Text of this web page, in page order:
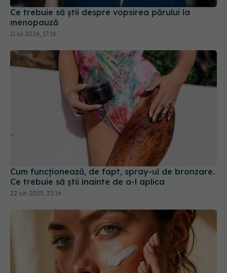
Ce trebuie să știi despre vopsirea părului la
menopauză
11 iul 2026, 17:16
Cum funcționează, de fapt, spray-ul de bronzare.
Ce trebuie să știi înainte de a-l aplica
22 iun 2025, 22:16